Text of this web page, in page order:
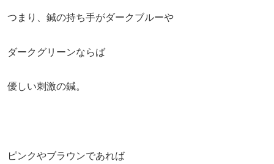
つまり、鍼の持ち手がダークブルーや
ダークグリーンならば
優しい刺激の鍼。
ピンクやブラウンであれば